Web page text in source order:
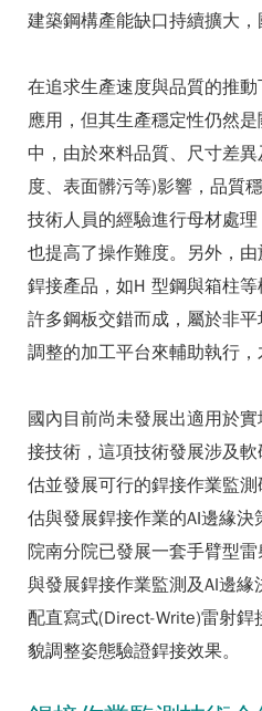
建築鋼構產能缺口持續擴大，
在追求生產速度與品質的推
應用，但其生產穩定性仍然
中，由於來料品質、尺寸差
度、表面髒污等)影響，品質
技術人員的經驗進行母材處
也提高了操作難度。另外，
銲接產品，如H 型鋼與箱柱
許多鋼板交錯而成，屬於非
調整的加工平台來輔助執行，
國內目前尚未發展出適用於
接技術，這項技術發展涉及
估並發展可行的銲接作業監
估與發展銲接作業的AI邊緣
院南分院已發展一套手臂型
與發展銲接作業監測及AI邊
配直寫式(Direct-Write)雷射
貌調整姿態驗證銲接效果。